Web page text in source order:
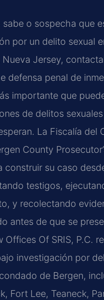
sabe o sospecha que
por un delito sexual
Nueva Jersey,
defensa penal de
importante que
de delitos
La Fiscalía del
County
construir su caso
testigos,
y recolectando
antes de que se
Offices Of SRIS, P.C.
investigación por
de Bergen,
Fort Lee, Teaneck,